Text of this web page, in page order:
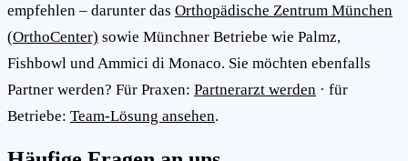
empfehlen – darunter das Orthopädische Zentrum München
(OrthoCenter) sowie Münchner Betriebe wie Palmz,
Fishbowl und Ammici di Monaco. Sie möchten ebenfalls
Partner werden? Für Praxen: Partnerarzt werden · für
Betriebe: Team-Lösung ansehen.